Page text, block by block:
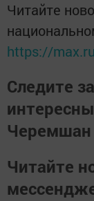
Читайте
https://
Следите
Черемшан
Читайте